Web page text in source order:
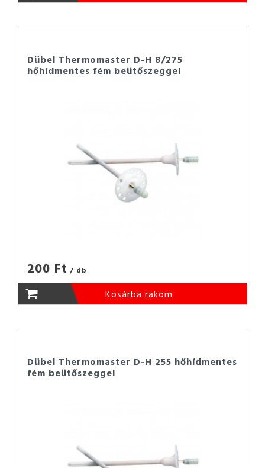
Dübel Thermomaster D-H 8/275
hőhídmentes fém beütőszeggel
200 Ft / db
Kosárba rakom
Dübel Thermomaster D-H 255 hőhídmentes
fém beütőszeggel